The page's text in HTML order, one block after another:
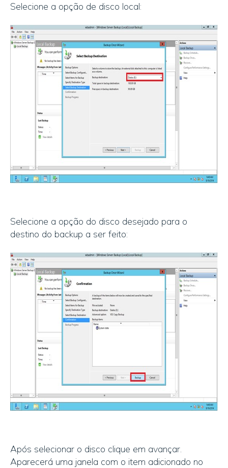
Selecione a opção de disco local:
Selecione a opção do disco desejado para o
destino do backup a ser feito:
Após selecionar o disco clique em avançar.
Aparecerá uma janela com o item adicionado no